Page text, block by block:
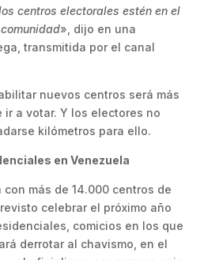
centros electorales estén en el
», dijo en una
transmitida por el canal
nuevos centros será más
a votar. Y los electores no
kilómetros para ello.
en Venezuela
más de 14.000 centros de
celebrar el próximo año
comicios en los que
derrotar al chavismo, en el